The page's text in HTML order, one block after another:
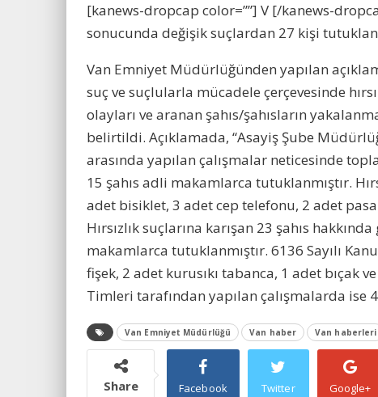
[kanews-dropcap color=””] V [/kanews-
sonucunda değişik suçlardan 27 kişi
Van Emniyet Müdürlüğünden yapılan
suç ve suçlularla mücadele çerçevesinde
olayları ve aranan şahıs/şahısların
belirtildi. Açıklamada, “Asayiş Şube
arasında yapılan çalışmalar neticesinde
15 şahıs adli makamlarca tutuklanmıştır.
adet bisiklet, 3 adet cep telefonu, 2 adet
Hırsızlık suçlarına karışan 23 şahıs
makamlarca tutuklanmıştır. 6136 Sayılı
fişek, 2 adet kurusıkı tabanca, 1 adet bıçak
Timleri tarafından yapılan çalışmalarda ise
Van Emniyet Müdürlüğü Van haber Van haberleri
Share Facebook Twitter Google+